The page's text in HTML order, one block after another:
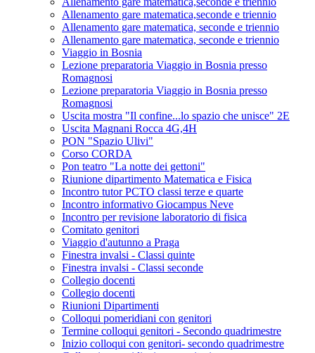
Allenamento gare matematica,seconde e triennio
Allenamento gare matematica, seconde e triennio
Allenamento gare matematica, seconde e triennio
Viaggio in Bosnia
Lezione preparatoria Viaggio in Bosnia presso
Romagnosi
Lezione preparatoria Viaggio in Bosnia presso
Romagnosi
Uscita mostra "Il confine...lo spazio che unisce" 2E
Uscita Magnani Rocca 4G,4H
PON "Spazio Ulivi"
Corso CORDA
Pon teatro "La notte dei gettoni"
Riunione dipartimento Matematica e Fisica
Incontro tutor PCTO classi terze e quarte
Incontro informativo Giocampus Neve
Incontro per revisione laboratorio di fisica
Comitato genitori
Viaggio d'autunno a Praga
Finestra invalsi - Classi quinte
Finestra invalsi - Classi seconde
Collegio docenti
Collegio docenti
Riunioni Dipartimenti
Colloqui pomeridiani con genitori
Termine colloqui genitori - Secondo quadrimestre
Inizio colloqui con genitori- secondo quadrimestre